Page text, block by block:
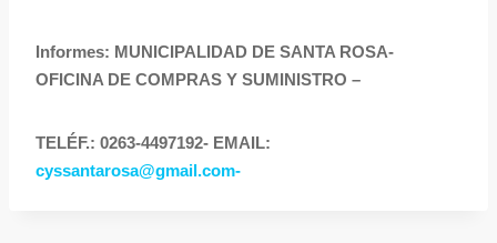
Informes: MUNICIPALIDAD DE SANTA ROSA-
OFICINA DE COMPRAS Y SUMINISTRO –
TELÉF.: 0263-4497192- EMAIL:
cyssantarosa@gmail.com-